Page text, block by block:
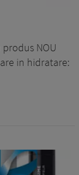
NOU
in hidratare: